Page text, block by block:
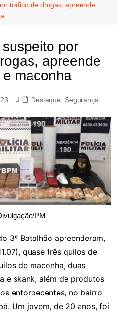
tráfico de drogas, apreende
por
apreende
maconha
Destaque Segurança
PM
3º Batalhão apreenderam,
quase três quilos de
de maconha, duas
e skank, além de produtos
entorpecentes, no bairro
Um jovem, de 20 anos, foi